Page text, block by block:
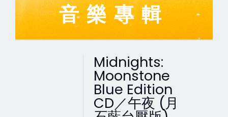
音樂專輯
Midnights:
Moonstone
Blue Edition
CD／午夜 (月